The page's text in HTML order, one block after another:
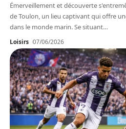
Émerveillement et découverte
de Toulon, un lieu captivant qui offre
dans le monde marin. Se situant…
Loisirs 07/06/2026